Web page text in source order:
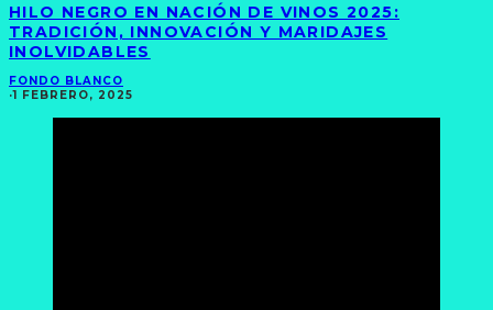
HILO NEGRO EN NACIÓN DE VINOS 2025:
TRADICIÓN, INNOVACIÓN Y MARIDAJES
INOLVIDABLES
FONDO BLANCO
·1 FEBRERO, 2025